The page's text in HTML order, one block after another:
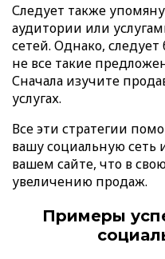
Следует также
аудитории или
сетей. Однако,
не все такие
Сначала изучите
услугах.
Все эти стратегии
вашу социальную сеть
вашем сайте, что в
увеличению продаж.
Примеры